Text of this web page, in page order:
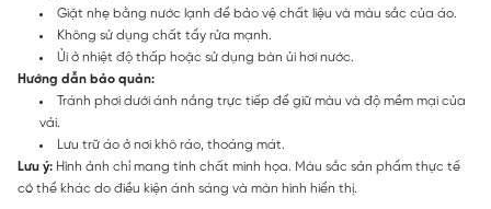
Giặt nhẹ bằng nước lạnh để bảo vệ chất liệu và màu sắc của áo.
Không sử dụng chất tẩy rửa mạnh.
Ủi ở nhiệt độ thấp hoặc sử dụng bàn ủi hơi nước.
Hướng dẫn bảo quản:
Tránh phơi dưới ánh nắng trực tiếp để giữ màu và độ mềm mại của
vải.
Lưu trữ áo ở nơi khô ráo, thoáng mát.
Lưu ý: Hình ảnh chỉ mang tính chất minh họa. Màu sắc sản phẩm thực tế
có thể khác do điều kiện ánh sáng và màn hình hiển thị.